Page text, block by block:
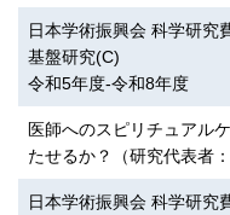
日本学術振興会 科学研究
基盤研究(C)
令和5年度-令和8年度
医師へのスピリチュアル
たせるか？（研究代表者：
日本学術振興会 科学研究